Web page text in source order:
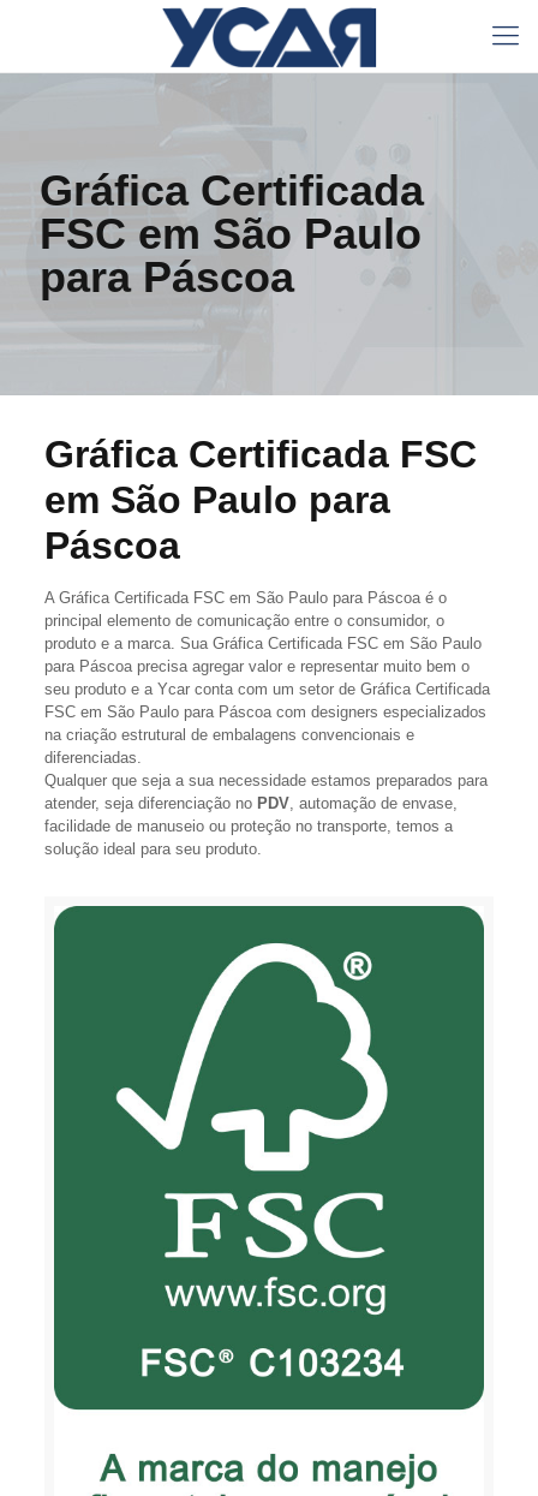
Gráfica Certificada
FSC em São Paulo
para Páscoa
Gráfica Certificada FSC
em São Paulo para
Páscoa
A Gráfica Certificada FSC em São Paulo para Páscoa é o
principal elemento de comunicação entre o consumidor, o
produto e a marca. Sua Gráfica Certificada FSC em São Paulo
para Páscoa precisa agregar valor e representar muito bem o
seu produto e a Ycar conta com um setor de Gráfica Certificada
FSC em São Paulo para Páscoa com designers especializados
na criação estrutural de embalagens convencionais e
diferenciadas.
Qualquer que seja a sua necessidade estamos preparados para
atender, seja diferenciação no PDV, automação de envase,
facilidade de manuseio ou proteção no transporte, temos a
solução ideal para seu produto.